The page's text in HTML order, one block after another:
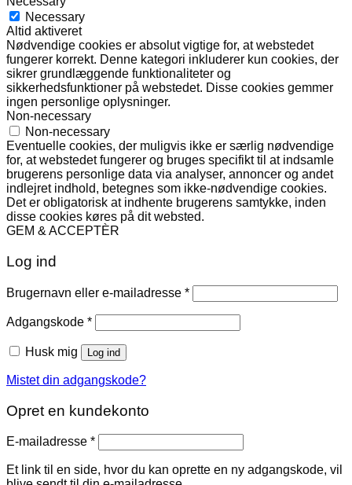
Necessary
Altid aktiveret
Nødvendige cookies er absolut vigtige for, at webstedet
fungerer korrekt. Denne kategori inkluderer kun cookies, der
sikrer grundlæggende funktionaliteter og
sikkerhedsfunktioner på webstedet. Disse cookies gemmer
ingen personlige oplysninger.
Non-necessary
Non-necessary
Eventuelle cookies, der muligvis ikke er særlig nødvendige
for, at webstedet fungerer og bruges specifikt til at indsamle
brugerens personlige data via analyser, annoncer og andet
indlejret indhold, betegnes som ikke-nødvendige cookies.
Det er obligatorisk at indhente brugerens samtykke, inden
disse cookies køres på dit websted.
GEM & ACCEPTÈR
Log ind
Brugernavn eller e-mailadresse *Påkrævet
Adgangskode *Påkrævet
Husk mig Log ind
Mistet din adgangskode?
Opret en kundekonto
E-mailadresse *Påkrævet
Et link til en side, hvor du kan oprette en ny adgangskode, vil